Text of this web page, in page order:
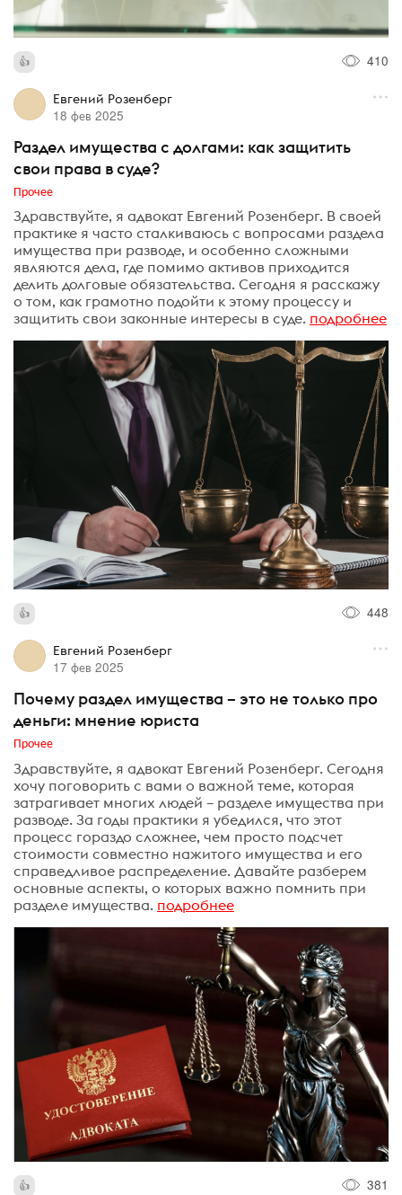
410
Евгений Розенберг
18 фев 2025
Раздел имущества с долгами: как защитить
свои права в суде?
Прочее
Здравствуйте, я адвокат Евгений Розенберг. В своей
практике я часто сталкиваюсь с вопросами раздела
имущества при разводе, и особенно сложными
являются дела, где помимо активов приходится
делить долговые обязательства. Сегодня я расскажу
о том, как грамотно подойти к этому процессу и
защитить свои законные интересы в суде. подробнее
448
Евгений Розенберг
17 фев 2025
Почему раздел имущества – это не только про
деньги: мнение юриста
Прочее
Здравствуйте, я адвокат Евгений Розенберг. Сегодня
хочу поговорить с вами о важной теме, которая
затрагивает многих людей – разделе имущества при
разводе. За годы практики я убедился, что этот
процесс гораздо сложнее, чем просто подсчет
стоимости совместно нажитого имущества и его
справедливое распределение. Давайте разберем
основные аспекты, о которых важно помнить при
разделе имущества. подробнее
381